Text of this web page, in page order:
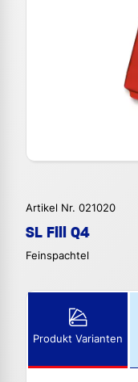
Artikel Nr. 021020
SL Fill Q4
Feinspachtel
Produkt Varianten